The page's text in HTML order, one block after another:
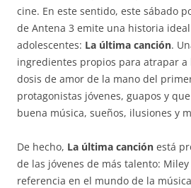
cine. En este sentido, este sábado
de Antena 3 emite una historia
adolescentes: La última canción.
ingredientes propios para atrapar a
dosis de amor de la mano del
protagonistas jóvenes, guapos y
buena música, sueños, ilusiones y
De hecho, La última canción está
de las jóvenes de más talento:
referencia en el mundo de la